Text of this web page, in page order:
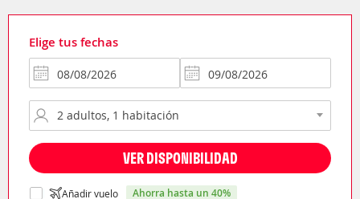
Elige tus fechas
VER DISPONIBILIDAD
Añadir vuelo ahorra hasta un 40%